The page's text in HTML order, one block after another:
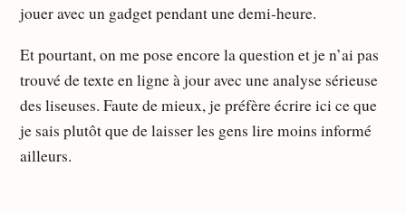
jouer avec un gadget pendant une demi-heure.
Et pourtant, on me pose encore la question et je n’ai pas
trouvé de texte en ligne à jour avec une analyse sérieuse
des liseuses. Faute de mieux, je préfère écrire ici ce que
je sais plutôt que de laisser les gens lire moins informé
ailleurs.